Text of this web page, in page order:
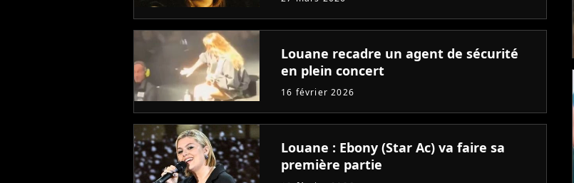
Louane recadre un agent de sécurité
en plein concert
16 février 2026
Louane : Ebony (Star Ac) va faire sa
première partie